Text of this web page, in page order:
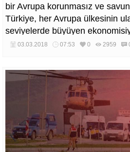
bir Avrupa korunmasız ve
Türkiye, her Avrupa ülkesinin
seviyelerde büyüyen
anlamda da bir değerdir.
03.03.2018 07:53 0 2959